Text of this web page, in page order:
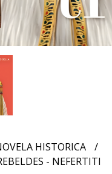
HISTORICA
- NEFERTITI